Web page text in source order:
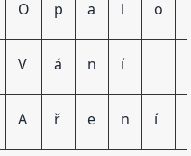
O p a l o
V á n í
A ř e n í